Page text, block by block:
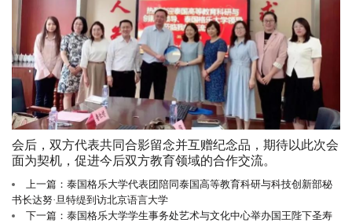
会后，双方代表共同合影留念并互赠纪念品，期待以此次会
面为契机，促进今后双方教育领域的合作交流。
上一篇：泰国格乐大学代表团陪同泰国高等教育科研与科技创新部秘
书长达努·旦特缇到访北京语言大学
下一篇：泰国格乐大学学生事务处艺术与文化中心举办国王陛下圣寿